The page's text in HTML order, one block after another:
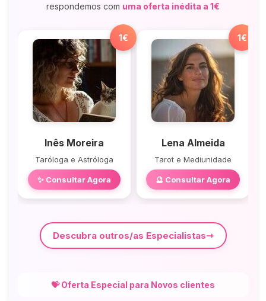
respondemos com uma oferta inédita a 1€
1€
Inês Moreira
Taróloga e Astróloga
✨ Consultar Agora
1€
Lena Almeida
Tarot e Mediunidade
🔮 Consultar Agora
Descubra outros/as Especialistas
💝 Oferta Especial para Novos clientes